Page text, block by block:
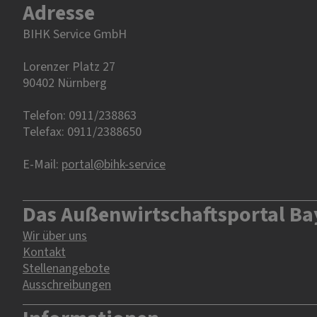
Adresse
BIHK Service GmbH
Lorenzer Platz 27
90402 Nürnberg‎‎
Telefon: 0911/238863
Telefax: 0911/2388650
E-Mail: portal@bihk-service
Das Außenwirtschaftsportal
Wir über uns
Kontakt
Stellenangebote
Ausschreibungen